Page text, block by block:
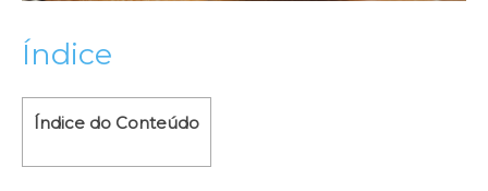
Índice
Índice do Conteúdo